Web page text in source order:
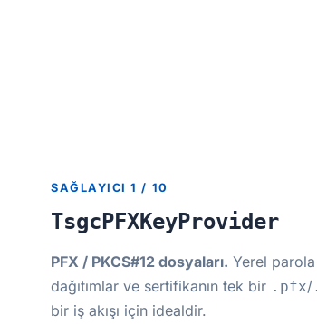
SAĞLAYICI 1 / 10
TsgcPFXKeyProvider
PFX / PKCS#12 dosyaları. Yerel
dağıtımlar ve sertifikanın tek bir .pfx/
bir iş akışı için idealdir.